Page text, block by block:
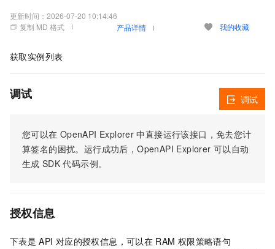
更新时间： 2026-07-20 10:14:46
复制 MD 格式
产品详情 我的收藏
获取实例列表
调试
您可以在 OpenAPI Explorer 中直接运行该接口，免去您计
算签名的困扰。运行成功后，OpenAPI Explorer 可以自动
生成 SDK 代码示例。
调试
授权信息
下表是 API 对应的授权信息，可以在 RAM 权限策略语句